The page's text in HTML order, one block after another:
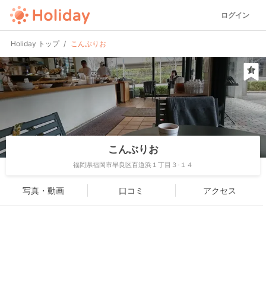
ログイン
Holiday トップ こんぶりお
こんぶりお
福岡県福岡市早良区百道浜１丁目３-１４
写真・動画 口コミ アクセス